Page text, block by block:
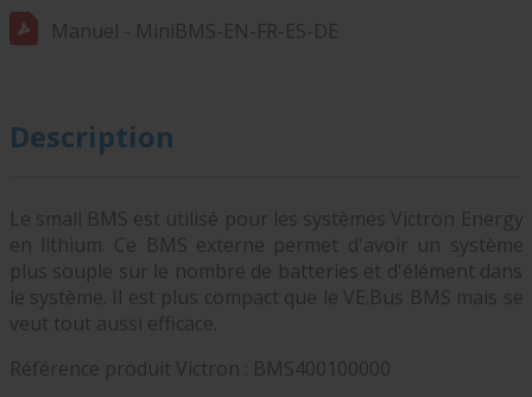
Manuel - MiniBMS-EN-FR-ES-DE
Description
Le small BMS est utilisé pour les systèmes Victron Energy
en lithium. Ce BMS externe permet d'avoir un système
plus souple sur le nombre de batteries et d'élément dans
le système. Il est plus compact que le VE.Bus BMS mais se
veut tout aussi efficace.
Référence produit Victron : BMS400100000